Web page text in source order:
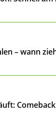
– wann